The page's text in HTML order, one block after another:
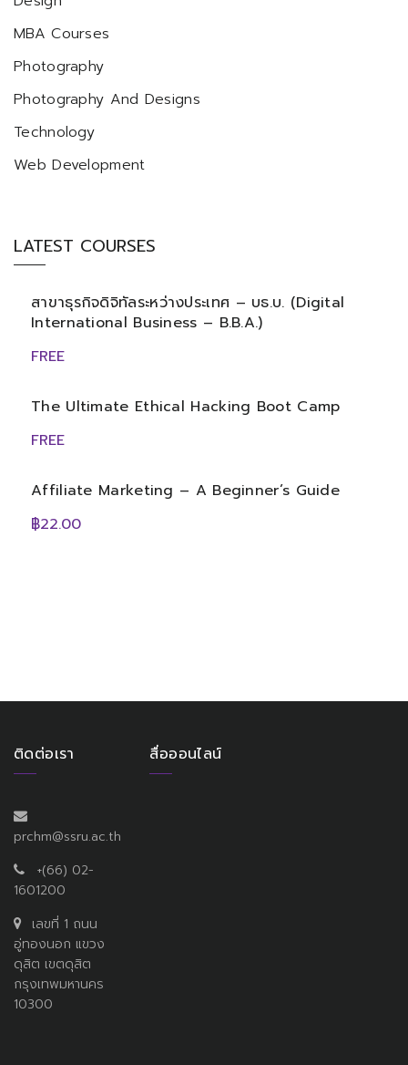
MBA Courses
Photography
Photography And Designs
Technology
Web Development
LATEST COURSES
สาขาธุรกิจดิจิทัลระหว่างประเทศ – บธ.บ. (Digital
International Business – B.B.A.)
FREE
The Ultimate Ethical Hacking Boot Camp
FREE
Affiliate Marketing – A Beginner’s Guide
฿22.00
ติดต่อเรา
prchm@ssru.ac.th
+(66) 02-
1601200
เลขที่ 1 ถนน
อู่ทองนอก แขวง
ดุสิต เขตดุสิต
กรุงเทพมหานคร
10300
สื่อออนไลน์